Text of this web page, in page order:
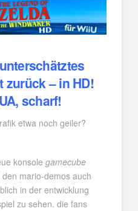
zurück – in HD!
scharf!
etwa noch geiler?
konsole gamecube
mario-demos auch
in der entwicklung
zu sehen. die fans